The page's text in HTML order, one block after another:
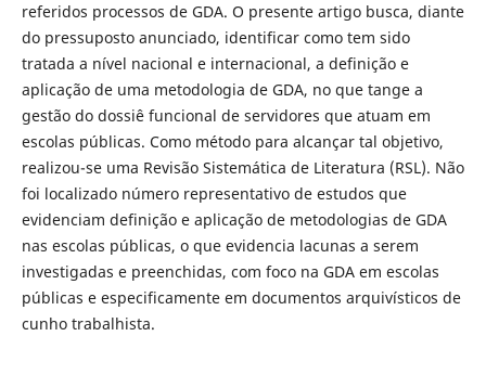
referidos processos de GDA. O presente artigo busca, diante
do pressuposto anunciado, identificar como tem sido
tratada a nível nacional e internacional, a definição e
aplicação de uma metodologia de GDA, no que tange a
gestão do dossiê funcional de servidores que atuam em
escolas públicas. Como método para alcançar tal objetivo,
realizou-se uma Revisão Sistemática de Literatura (RSL). Não
foi localizado número representativo de estudos que
evidenciam definição e aplicação de metodologias de GDA
nas escolas públicas, o que evidencia lacunas a serem
investigadas e preenchidas, com foco na GDA em escolas
públicas e especificamente em documentos arquivísticos de
cunho trabalhista.